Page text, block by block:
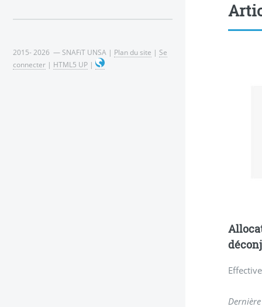
2015- 2026 — SNAFiT UNSA | Plan du site | Se
connecter | HTML5 UP |